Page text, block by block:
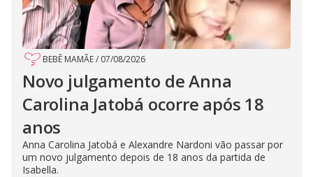
BEBÊ MAMÃE/ 07/08/2026
Novo julgamento de Anna
Carolina Jatobá ocorre após 18
anos
Anna Carolina Jatobá e Alexandre Nardoni vão passar por
um novo julgamento depois de 18 anos da partida de
Isabella.